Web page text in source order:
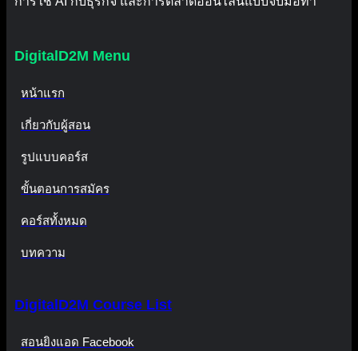
DigitalD2M Menu
หน้าแรก
เกี่ยวกับผู้สอน
รูปแบบคอร์ส
ขั้นตอนการสมัคร
คอร์สทั้งหมด
บทความ
DigitalD2M Course List
สอนยิงแอด Facebook